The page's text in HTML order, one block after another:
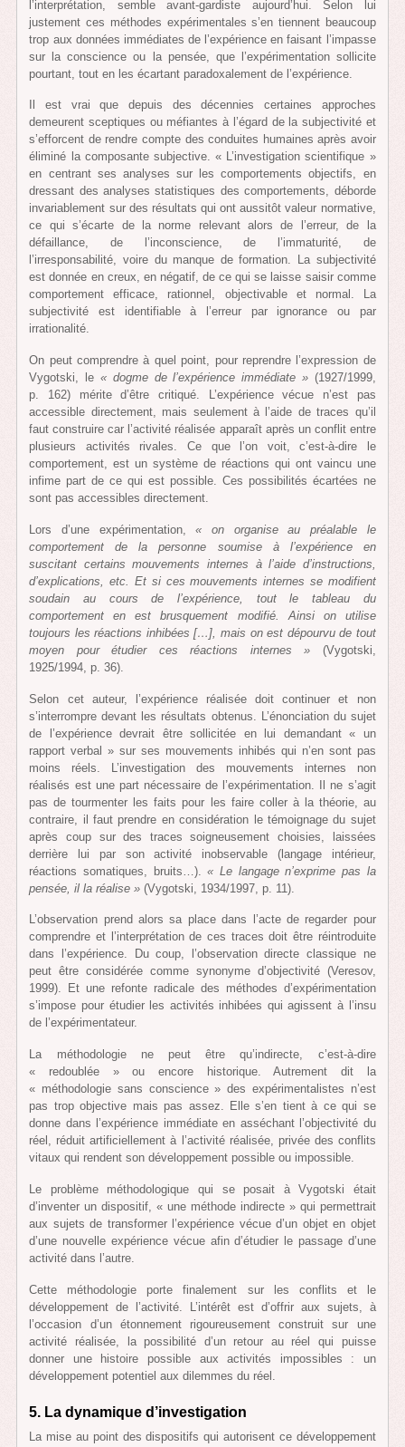
l’interprétation, semble avant-gardiste aujourd’hui. Selon lui
justement ces méthodes expérimentales s’en tiennent beaucoup
trop aux données immédiates de l’expérience en faisant l’impasse
sur la conscience ou la pensée, que l’expérimentation sollicite
pourtant, tout en les écartant paradoxalement de l’expérience.
Il est vrai que depuis des décennies certaines approches
demeurent sceptiques ou méfiantes à l’égard de la subjectivité et
s’efforcent de rendre compte des conduites humaines après avoir
éliminé la composante subjective. « L’investigation scientifique »
en centrant ses analyses sur les comportements objectifs, en
dressant des analyses statistiques des comportements, déborde
invariablement sur des résultats qui ont aussitôt valeur normative,
ce qui s’écarte de la norme relevant alors de l’erreur, de la
défaillance, de l’inconscience, de l’immaturité, de
l’irresponsabilité, voire du manque de formation. La subjectivité
est donnée en creux, en négatif, de ce qui se laisse saisir comme
comportement efficace, rationnel, objectivable et normal. La
subjectivité est identifiable à l’erreur par ignorance ou par
irrationalité.
On peut comprendre à quel point, pour reprendre l’expression de
Vygotski, le « dogme de l’expérience immédiate »(1927/1999,
p. 162) mérite d’être critiqué. L’expérience vécue n’est pas
accessible directement, mais seulement à l’aide de traces qu’il
faut construire car l’activité réalisée apparaît après un conflit entre
plusieurs activités rivales. Ce que l’on voit, c’est-à-dire le
comportement, est un système de réactions qui ont vaincu une
infime part de ce qui est possible. Ces possibilités écartées ne
sont pas accessibles directement.
Lors d’une expérimentation,« on organise au préalable le
comportement de la personne soumise à l’expérience en
suscitant certains mouvements internes à l’aide d’instructions,
d’explications, etc. Et si ces mouvements internes se modifient
soudain au cours de l’expérience, tout le tableau du
comportement en est brusquement modifié. Ainsi on utilise
toujours les réactions inhibées […], mais on est dépourvu de tout
moyen pour étudier ces réactions internes » (Vygotski,
1925/1994, p. 36).
Selon cet auteur, l’expérience réalisée doit continuer et non
s’interrompre devant les résultats obtenus. L’énonciation du sujet
de l’expérience devrait être sollicitée en lui demandant « un
rapport verbal » sur ses mouvements inhibés qui n’en sont pas
moins réels. L’investigation des mouvements internes non
réalisés est une part nécessaire de l’expérimentation. Il ne s’agit
pas de tourmenter les faits pour les faire coller à la théorie, au
contraire, il faut prendre en considération le témoignage du sujet
après coup sur des traces soigneusement choisies, laissées
derrière lui par son activité inobservable (langage intérieur,
réactions somatiques, bruits…).« Le langage n’exprime pas la
pensée, il la réalise »(Vygotski, 1934/1997, p. 11).
L’observation prend alors sa place dans l’acte de regarder pour
comprendre et l’interprétation de ces traces doit être réintroduite
dans l’expérience. Du coup, l’observation directe classique ne
peut être considérée comme synonyme d’objectivité (Veresov,
1999). Et une refonte radicale des méthodes d’expérimentation
s’impose pour étudier les activités inhibées qui agissent à l’insu
de l’expérimentateur.
La méthodologie ne peut être qu’indirecte, c’est-à-dire
« redoublée » ou encore historique. Autrement dit la
« méthodologie sans conscience » des expérimentalistes n’est
pas trop objective mais pas assez. Elle s’en tient à ce qui se
donne dans l’expérience immédiate en asséchant l’objectivité du
réel, réduit artificiellement à l’activité réalisée, privée des conflits
vitaux qui rendent son développement possible ou impossible.
Le problème méthodologique qui se posait à Vygotski était
d’inventer un dispositif, « une méthode indirecte » qui permettrait
aux sujets de transformer l’expérience vécue d’un objet en objet
d’une nouvelle expérience vécue afin d’étudier le passage d’une
activité dans l’autre.
Cette méthodologie porte finalement sur les conflits et le
développement de l’activité. L’intérêt est d’offrir aux sujets, à
l’occasion d’un étonnement rigoureusement construit sur une
activité réalisée, la possibilité d’un retour au réel qui puisse
donner une histoire possible aux activités impossibles : un
développement potentiel aux dilemmes du réel.
5. La dynamique d’investigation
La mise au point des dispositifs qui autorisent ce développement